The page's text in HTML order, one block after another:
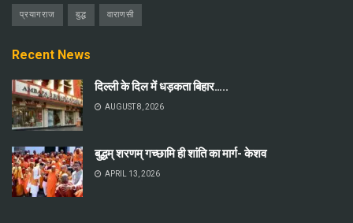
प्रयागराज बुद्ध वाराणसी
Recent News
दिल्ली के दिल में धड़कता बिहार…..
AUGUST 8, 2026
बुद्धम् शरणम् गच्छामि ही शांति का मार्ग- केशव
APRIL 13, 2026